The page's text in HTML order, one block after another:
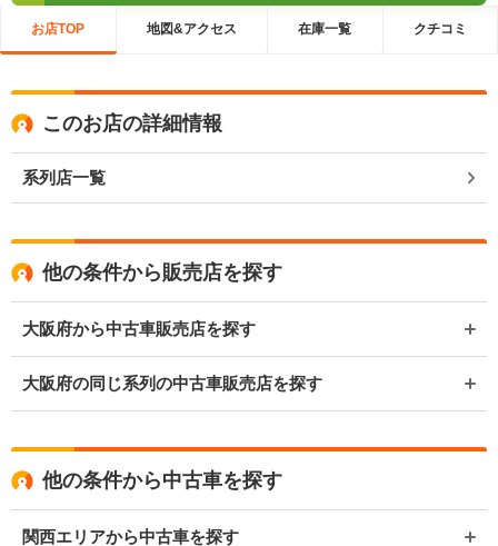
お店TOP 地図&アクセス 在庫一覧 クチコミ
このお店の詳細情報
系列店一覧
他の条件から販売店を探す
大阪府から中古車販売店を探す
大阪府の同じ系列の中古車販売店を探す
他の条件から中古車を探す
関西エリアから中古車を探す